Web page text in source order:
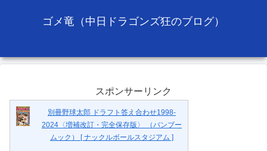
ゴメ竜（中日ドラゴンズ狂のブログ）
スポンサーリンク
別冊野球太郎 ドラフト答え合わせ1998-
2024〈増補改訂・完全保存版〉 （バンブー
ムック） [ ナックルボールスタジアム ]